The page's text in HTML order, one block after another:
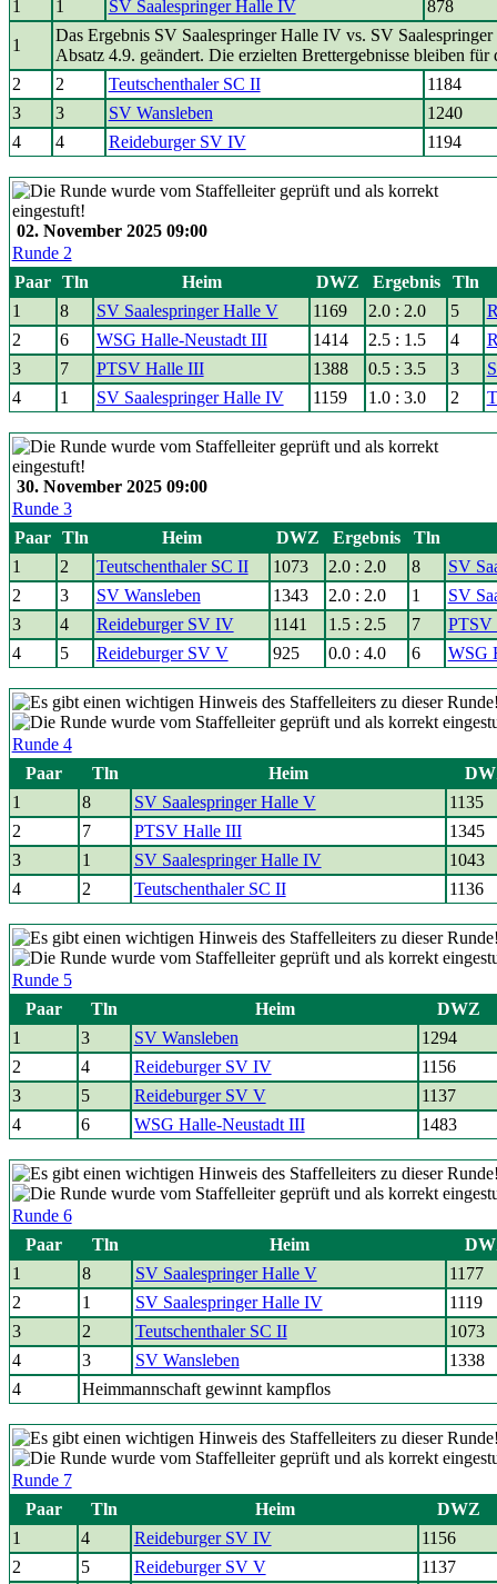
1 1 SV Saalespringer Halle IV 878
1
Das Ergebnis SV Saalespringer Halle IV vs. SV
Absatz 4.9. geändert. Die erzielten Brettergebnisse bleiben
2
2 Teutschenthaler SC II
1184
3
3 SV Wansleben
1240
4
4 Reideburger SV IV 1194
02. November 2025 09:00
Runde 2
Paar Tln Heim DWZ Ergebnis
Tln
1
8 SV Saalespringer Halle V 1169 2.0 : 2.0 5
2
6 WSG Halle-Neustadt III 1414 2.5 : 1.5 4
3
7 PTSV Halle III 1388 0.5 : 3.5 3
4
1 SV Saalespringer Halle IV 1159 1.0 : 3.0 2
30. November 2025 09:00
Runde 3
Paar Tln Heim DWZ Ergebnis
Tln
1
2 Teutschenthaler SC II 1073 2.0 : 2.0 8
SV
2
3 SV Wansleben 1343 2.0 : 2.0 1
SV
3
4 Reideburger SV IV 1141 1.5 : 2.5 7
PTSV
4
5 Reideburger SV V 925 0.0 : 4.0 6 WSG
Runde 4
Paar
Tln Heim
1
8 SV Saalespringer Halle V
1135
2
7 PTSV Halle III
1345
3
1 SV Saalespringer Halle IV
1043
4
2 Teutschenthaler SC II 1136
Runde 5
Paar
Tln Heim
DWZ
1
3 SV Wansleben
1294
2
4 Reideburger SV IV
1156
3
5 Reideburger SV V
1137
4
6 WSG Halle-Neustadt III 1483
Runde 6
Paar
Tln Heim
1
8 SV Saalespringer Halle V
1177
2
1 SV Saalespringer Halle IV
1119
3
2 Teutschenthaler SC II
1073
4
3 SV Wansleben
1338
4
Heimmannschaft gewinnt kampflos
Runde 7
Paar
Tln Heim
DWZ
1
4 Reideburger SV IV
1156
2
5 Reideburger SV V
1137